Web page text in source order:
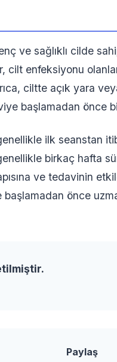
ve sağlıklı cilde
cilt enfeksiyonu
ciltte açık yara
başlamadan önce
ilk seanstan
birkaç hafta
ve tedavinin
önce
Paylaş